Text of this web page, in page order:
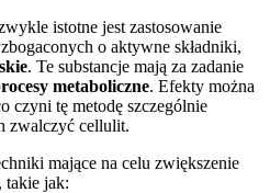
istotne jest zastosowanie
o aktywne składniki,
. Te substancje mają za zadanie
metaboliczne. Efekty można
czyni tę metodę szczególnie
zwalczyć cellulit.
mające na celu zwiększenie
takie jak: